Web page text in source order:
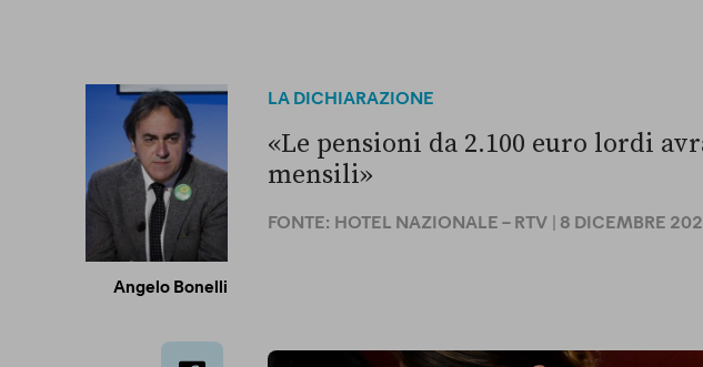
Angelo Bonelli
LA DICHIARAZIONE
«Le pensioni da 2.100 euro lordi
mensili»
FONTE: HOTEL NAZIONALE – RTV | 8 DICEMBRE